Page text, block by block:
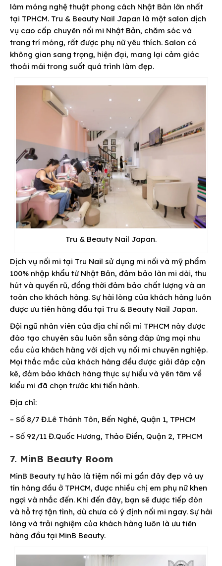
làm móng nghệ thuật phong cách Nhật Bản lớn nhất
tại TPHCM. Tru & Beauty Nail Japan là một salon dịch
vụ cao cấp chuyên nối mi Nhật Bản, chăm sóc và
trang trí móng, rất được phụ nữ yêu thích. Salon có
không gian sang trọng, hiện đại, mang lại cảm giác
thoải mái trong suốt quá trình làm đẹp.
Tru & Beauty Nail Japan.
Dịch vụ nối mi tại Tru Nail sử dụng mi nối và mỹ phẩm
100% nhập khẩu từ Nhật Bản, đảm bảo làn mi dài, thu
hút và quyến rũ, đồng thời đảm bảo chất lượng và an
toàn cho khách hàng. Sự hài lòng của khách hàng luôn
được ưu tiên hàng đầu tại Tru & Beauty Nail Japan.
Đội ngũ nhân viên của địa chỉ nối mi TPHCM này được
đào tạo chuyên sâu luôn sẵn sàng đáp ứng mọi nhu
cầu của khách hàng với dịch vụ nối mi chuyên nghiệp.
Mọi thắc mắc của khách hàng đều được giải đáp cặn
kẽ, đảm bảo khách hàng thực sự hiểu và yên tâm về
kiểu mi đã chọn trước khi tiến hành.
Địa chỉ:
– Số 8/7 Đ.Lê Thánh Tôn, Bến Nghé, Quận 1, TPHCM
– Số 92/11 Đ.Quốc Hương, Thảo Điền, Quận 2, TPHCM
7. MinB Beauty Room
MinB Beauty tự hào là tiệm nối mi gần đây đẹp và uy
tín hàng đầu ở TPHCM, được nhiều chị em phụ nữ khen
ngợi và nhắc đến. Khi đến đây, bạn sẽ được tiếp đón
và hỗ trợ tận tình, dù chưa có ý định nối mi ngay. Sự hài
lòng và trải nghiệm của khách hàng luôn là ưu tiên
hàng đầu tại MinB Beauty.